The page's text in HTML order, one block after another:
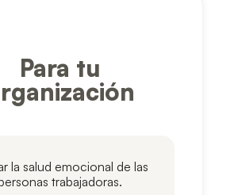
Para tu
la salud emocional de las
trabajadoras.